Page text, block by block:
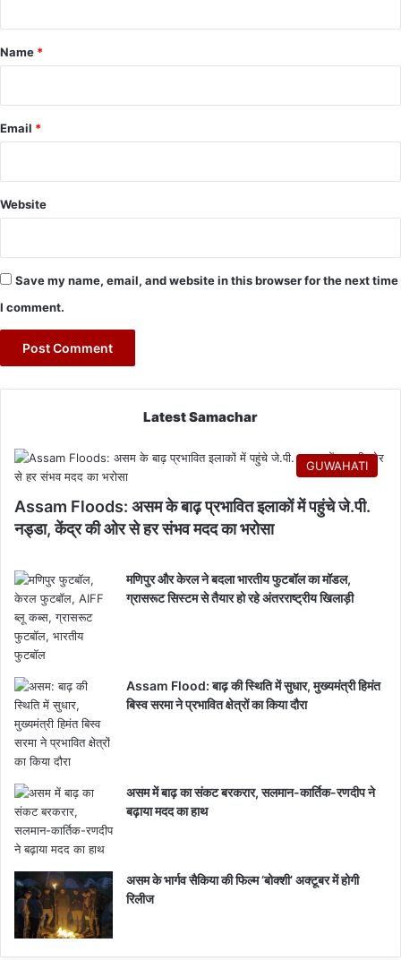
*
Name *
Email *
Website
Save my name, email, and website in this browser for the next time
I comment.
Latest Samachar
GUWAHATI
Assam Floods: असम के बाढ़ प्रभावित इलाकों में पहुंचे जे.पी.
नड्डा, केंद्र की ओर से हर संभव मदद का भरोसा
मणिपुर और केरल ने बदला भारतीय फुटबॉल का मॉडल,
ग्रासरूट सिस्टम से तैयार हो रहे अंतरराष्ट्रीय खिलाड़ी
Assam Flood: बाढ़ की स्थिति में सुधार, मुख्यमंत्री हिमंत
बिस्व सरमा ने प्रभावित क्षेत्रों का किया दौरा
असम में बाढ़ का संकट बरकरार, सलमान-कार्तिक-रणदीप ने
बढ़ाया मदद का हाथ
असम के भार्गव सैकिया की फिल्म ‘बोक्शी’ अक्टूबर में होगी
रिलीज